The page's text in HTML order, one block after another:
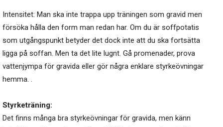
Intensitet: Man ska inte trappa upp träningen som gravid men
försöka hålla den form man redan har. Om du är soffpotatis
som utgångspunkt betyder det dock inte att du ska fortsätta
ligga på soffan. Men ta det lite lugnt. Gå promenader, prova
vattenjympa för gravida eller gör några enklare styrkeövningar
hemma. .
Styrketräning:
Det finns många bra styrkeövningar för gravida, men känn